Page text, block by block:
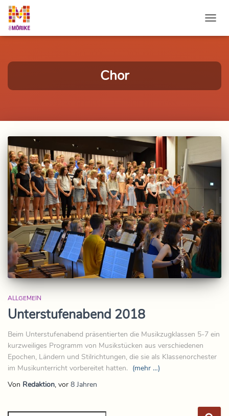
Chor
ALLGEMEIN
Unterstufenabend 2018
Beim Unterstufenabend präsentierten die Musikzugklassen 5-7 ein
kurzweiliges Programm von Musikstücken aus verschiedenen
Epochen, Ländern und Stilrichtungen, die sie als Klassenorchester
im Musikunterricht vorbereitet hatten. (mehr …)
Von Redaktion, vor 8 Jahren